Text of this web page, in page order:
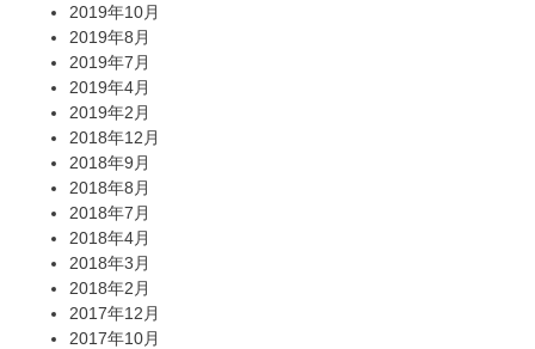
2019年10月
2019年8月
2019年7月
2019年4月
2019年2月
2018年12月
2018年9月
2018年8月
2018年7月
2018年4月
2018年3月
2018年2月
2017年12月
2017年10月